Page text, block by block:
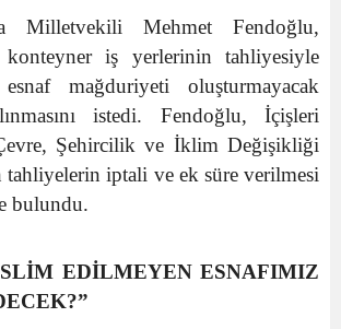
Milletvekili Mehmet Fendoğlu,
konteyner iş yerlerinin tahliyesiyle
mağduriyeti oluşturmayacak
istedi. Fendoğlu, İçişleri
Şehircilik ve İklim Değişikliği
tahliyelerin iptali ve ek süre verilmesi
bulundu.
EDİLMEYEN ESNAFIMIZ